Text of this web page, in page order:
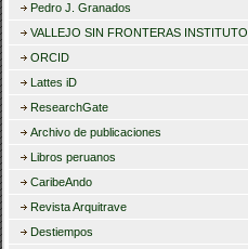
Pedro J. Granados
VALLEJO SIN FRONTERAS INSTITUTO
ORCID
Lattes iD
ResearchGate
Archivo de publicaciones
Libros peruanos
CaribeAndo
Revista Arquitrave
Destiempos